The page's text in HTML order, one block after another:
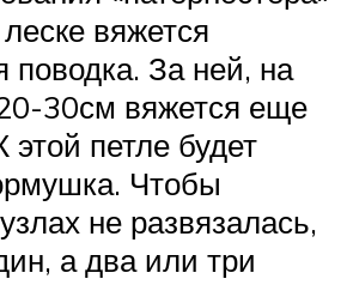
вяжется
поводка. За ней, на
30см вяжется еще
этой петле будет
Чтобы
не развязалась,
а два или три